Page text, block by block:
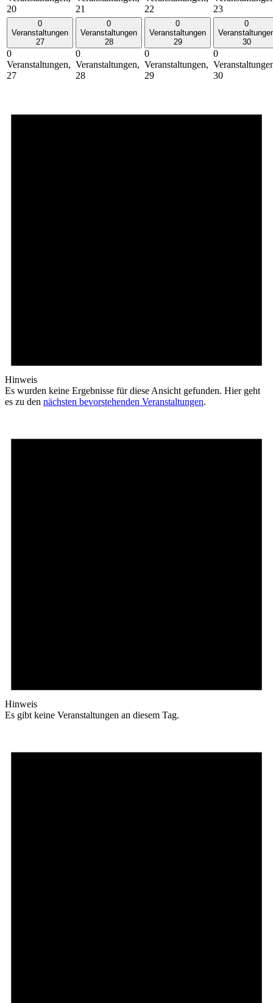
20
21
22
23
0
Veranstaltungen
27
0
Veranstaltungen,
27
0
Veranstaltungen
28
0
Veranstaltungen,
28
0
Veranstaltungen
29
0
Veranstaltungen,
29
0
30
0
30
Hinweis
Es wurden keine Ergebnisse für diese Ansicht gefunden. Hier geht
es zu den nächsten bevorstehenden Veranstaltungen.
Hinweis
Es gibt keine Veranstaltungen an diesem Tag.